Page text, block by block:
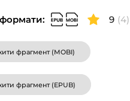
9 (4)
фрагмент (MOBI)
фрагмент (EPUB)